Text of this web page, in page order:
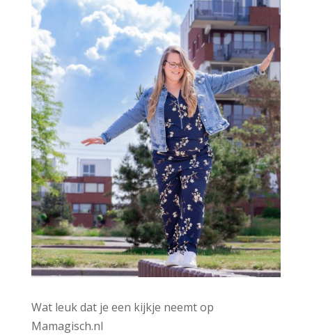
v
e
:
Wat leuk dat je een kijkje neemt op
Mamagisch.nl